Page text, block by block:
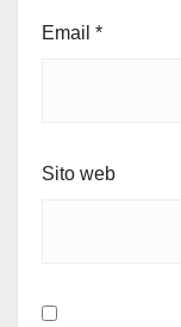
Email *
Sito web